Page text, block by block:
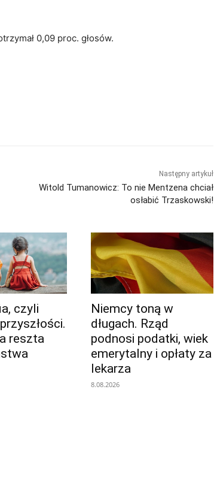
0,09 proc. głosów.
Następny artykuł
Witold Tumanowicz: To nie Mentzena chciał
osłabić Trzaskowski!
czyli
reszta
Niemcy toną w
długach. Rząd
podnosi podatki, wiek
emerytalny i opłaty za
lekarza
8.08.2026